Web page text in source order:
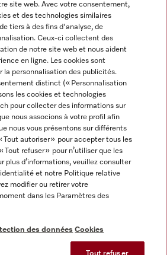
Instagram
sur Pinterest
site web. Avec votre consentement,
et des technologies similaires
tiers à des fins d'analyse, de
Ceux-ci collectent des
de notre site web et nous aident
en ligne. Les cookies sont
la personnalisation des publicités.
distinct (« Personnalisation
les cookies et technologies
pour collecter des informations sur
nous associons à votre profil afin
nous vous présentons sur différents
Tout autoriser » pour accepter tous les
Tout refuser » pour n’utiliser que les
plus d’informations, veuillez consulter
et notre Politique relative
modifier ou retirer votre
dans les Paramètres des
des données Cookies